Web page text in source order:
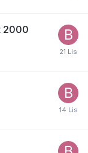
2000